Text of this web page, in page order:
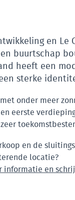
en Le
buurtschap
heeft een
sterke
onder meer
eerste
en de
locatie?
informatie en